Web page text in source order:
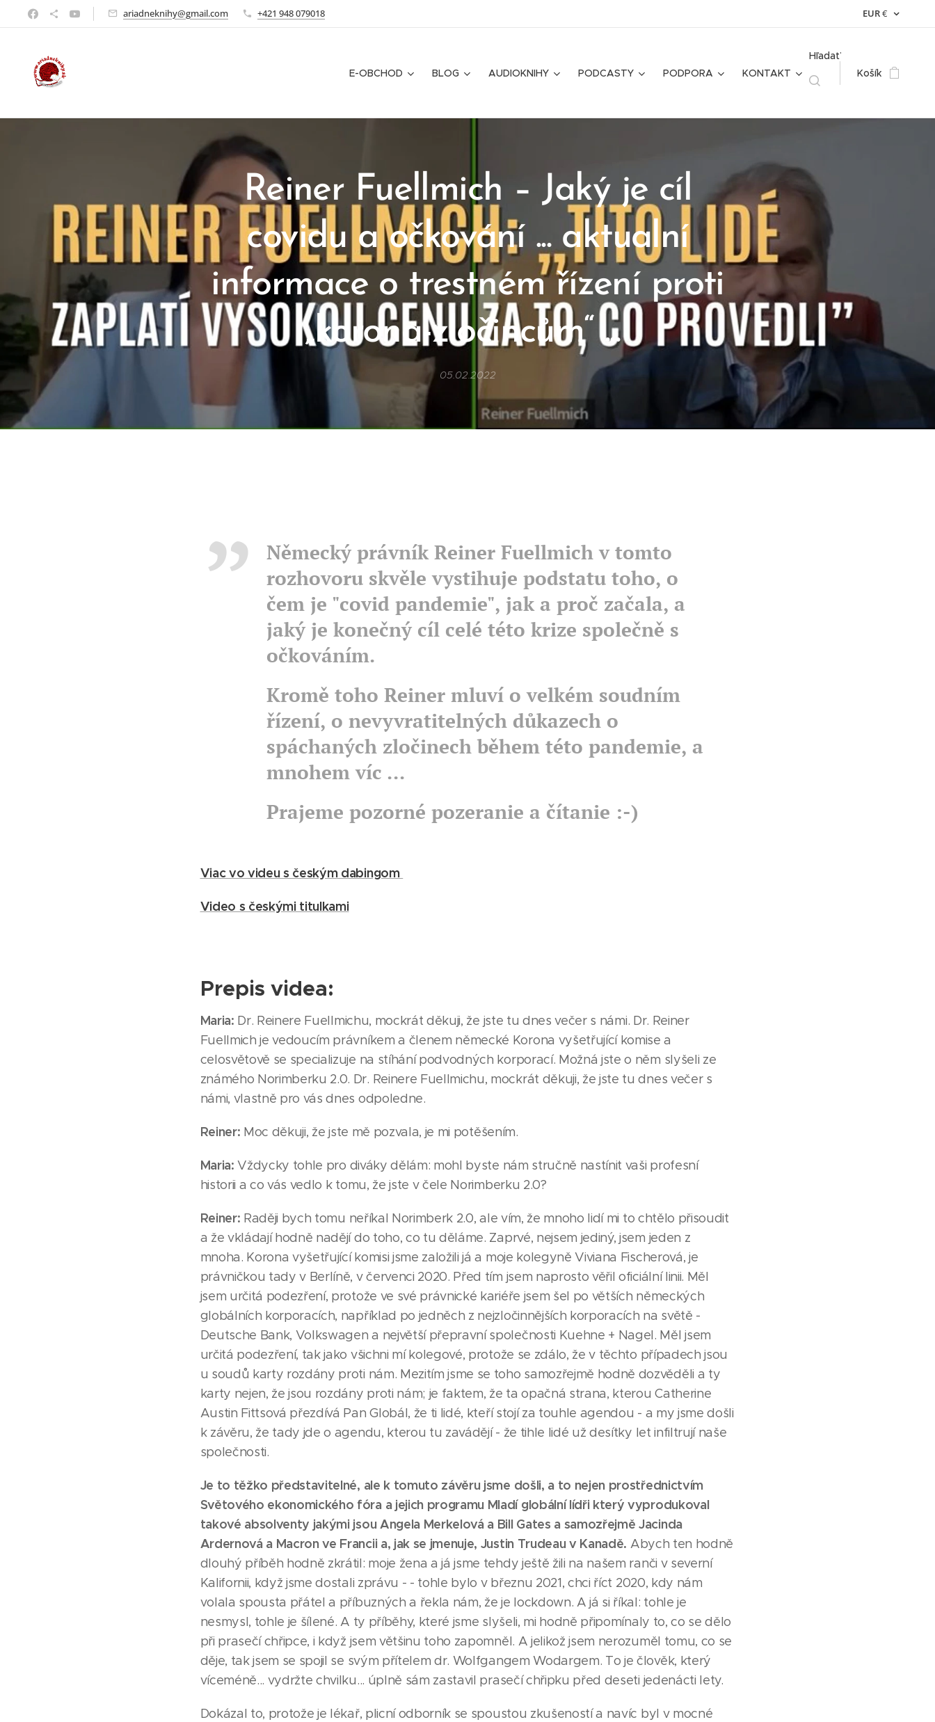
ariadneknihy@gmail.com +421 948 079018 EUR€
E-OBCHOD BLOG AUDIOKNIHY PODCASTY PODPORA KONTAKT
Hľadať
Košík
Reiner Fuellmich – Jaký je cíl
covidu a očkování ... aktualní
informace o trestném řízení proti
„korona-zločincům“ ...
05.02.2022
Německý právník Reiner Fuellmich v tomto
rozhovoru skvěle vystihuje podstatu toho, o
čem je "covid pandemie", jak a proč začala, a
jaký je konečný cíl celé této krize společně s
očkováním.
Kromě toho Reiner mluví o velkém soudním
řízení, o nevyvratitelných důkazech o
spáchaných zločinech během této pandemie, a
mnohem víc ...
Prajeme pozorné pozeranie a čítanie :-)
Viac vo videu s českým dabingom
Video s českými titulkami
Prepis videa:
Maria: Dr. Reinere Fuellmichu, mockrát děkuji, že jste tu dnes večer s námi. Dr. Reiner
Fuellmich je vedoucím právníkem a členem německé Korona vyšetřující komise a
celosvětově se specializuje na stíhání podvodných korporací. Možná jste o něm slyšeli ze
známého Norimberku 2.0. Dr. Reinere Fuellmichu, mockrát děkuji, že jste tu dnes večer s
námi, vlastně pro vás dnes odpoledne.
Reiner: Moc děkuji, že jste mě pozvala, je mi potěšením.
Maria:Vždycky tohle pro diváky dělám: mohl byste nám stručně nastínit vaši profesní
historii a co vás vedlo k tomu, že jste v čele Norimberku 2.0?
Reiner: Raději bych tomu neříkal Norimberk 2.0, ale vím, že mnoho lidí mi to chtělo přisoudit
a že vkládají hodně nadějí do toho, co tu děláme. Zaprvé, nejsem jediný, jsem jeden z
mnoha. Korona vyšetřující komisi jsme založili já a moje kolegyně Viviana Fischerová, je
právničkou tady v Berlíně, v červenci 2020. Před tím jsem naprosto věřil oficiální linii. Měl
jsem určitá podezření, protože ve své právnické kariéře jsem šel po větších německých
globálních korporacích, například po jedněch z nejzločinnějších korporacích na světě -
Deutsche Bank, Volkswagen a největší přepravní společnosti Kuehne + Nagel. Měl jsem
určitá podezření, tak jako všichni mí kolegové, protože se zdálo, že v těchto případech jsou
u soudů karty rozdány proti nám. Mezitím jsme se toho samozřejmě hodně dozvěděli a ty
karty nejen, že jsou rozdány proti nám; je faktem, že ta opačná strana, kterou Catherine
Austin Fittsová přezdívá Pan Globál, že ti lidé, kteří stojí za touhle agendou - a my jsme došli
k závěru, že tady jde o agendu, kterou tu zavádějí - že tihle lidé už desítky let infiltrují naše
společnosti.
Je to těžko představitelné, ale k tomuto závěru jsme došli, a to nejen prostřednictvím
Světového ekonomického fóra a jejich programu Mladí globální lídři který vyprodukoval
takové absolventy jakými jsou Angela Merkelová a Bill Gates a samozřejmě Jacinda
Ardernová a Macron ve Francii a, jak se jmenuje, Justin Trudeau v Kanadě. Abych ten hodně
dlouhý příběh hodně zkrátil: moje žena a já jsme tehdy ještě žili na našem ranči v severní
Kalifornii, když jsme dostali zprávu - - tohle bylo v březnu 2021, chci říct 2020, kdy nám
volala spousta přátel a příbuzných a řekla nám, že je lockdown. A já si říkal: tohle je
nesmysl, tohle je šílené. A ty příběhy, které jsme slyšeli, mi hodně připomínaly to, co se dělo
při prasečí chřipce, i když jsem většinu toho zapomněl. A jelikož jsem nerozuměl tomu, co se
děje, tak jsem se spojil se svým přítelem dr. Wolfgangem Wodargem. To je člověk, který
víceméně... vydržte chvilku... úplně sám zastavil prasečí chřipku před deseti jedenácti lety.
Dokázal to, protože je lékař, plicní odborník se spoustou zkušeností a navíc byl v mocné